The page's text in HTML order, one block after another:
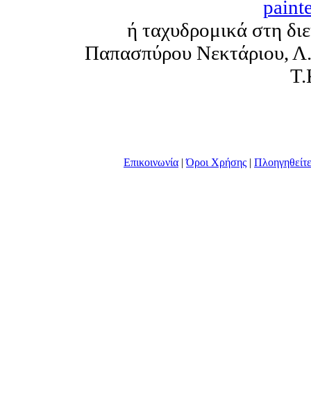
ή ταχυδρομικά στη
Παπασπύρου Νεκτάριου,
Επικοινωνί |Όροι Χρήσης | Πλοηγηθείτε